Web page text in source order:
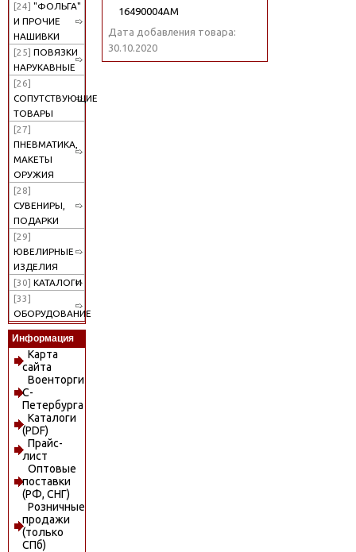
[24] "ФОЛЬГА"
И ПРОЧИЕ
НАШИВКИ
[25] ПОВЯЗКИ
НАРУКАВНЫЕ
[26]
СОПУТСТВУЮЩИЕ
ТОВАРЫ
[27]
ПНЕВМАТИКА,
МАКЕТЫ
ОРУЖИЯ
[28]
СУВЕНИРЫ,
ПОДАРКИ
[29]
ЮВЕЛИРНЫЕ
ИЗДЕЛИЯ
[30] КАТАЛОГИ
[33]
ОБОРУДОВАНИЕ
Информация
Карта
сайта
Военторги
С-
Петербурга
Каталоги
(PDF)
Прайс-
лист
Оптовые
поставки
(РФ, СНГ)
Розничные
продажи
(только
СПб)
16490004АМ
Дата добавления товара:
30.10.2020